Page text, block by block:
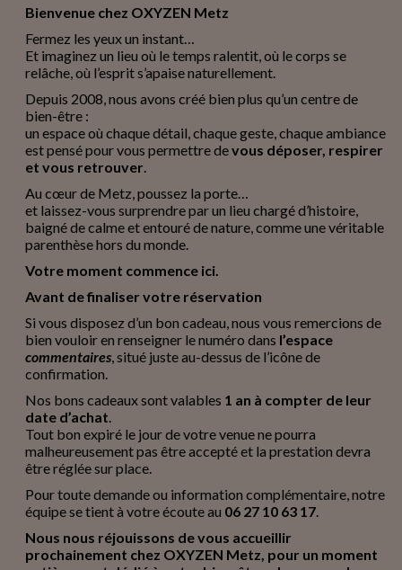
Bienvenue chez OXYZEN Metz
Fermez les yeux un instant…
Et imaginez un lieu où le temps ralentit, où le corps se
relâche, où l’esprit s’apaise naturellement.
Depuis 2008, nous avons créé bien plus qu’un centre de
bien-être :
un espace où chaque détail, chaque geste, chaque ambiance
est pensé pour vous permettre devous déposer, respirer
et vous retrouver.
Au cœur de Metz, poussez la porte…
et laissez-vous surprendre par un lieu chargé d’histoire,
baigné de calme et entouré de nature, comme une véritable
parenthèse hors du monde.
Votre moment commence ici.
Avant de finaliser votre réservation
Si vous disposez d’un bon cadeau, nous vous remercions de
bien vouloir en renseigner le numéro dans l’espace
commentaires, situé juste au-dessus de l’icône de
confirmation.
Nos bons cadeaux sont valables 1 an à compter de leur
date d’achat.
Tout bon expiré le jour de votre venue ne pourra
malheureusement pas être accepté et la prestation devra
être réglée sur place.
Pour toute demande ou information complémentaire, notre
équipe se tient à votre écoute au 06 27 10 63 17.
Nous nous réjouissons de vous accueillir
prochainement chez OXYZEN Metz, pour un moment